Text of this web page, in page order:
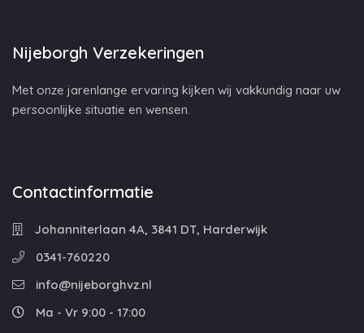
Nijeborgh Verzekeringen
Met onze jarenlange ervaring kijken wij vakkundig naar uw
persoonlijke situatie en wensen.
Contactinformatie
Johanniterlaan 4A, 3841 DT, Harderwijk
0341-760220
info@nijeborghvz.nl
Ma - Vr 9:00 - 17:00